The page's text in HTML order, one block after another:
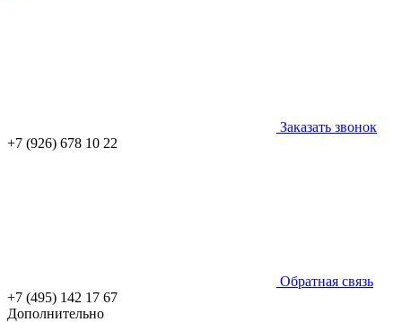
Заказать звонок
+7 (926) 678 10 22
Обратная связь
+7 (495) 142 17 67
Дополнительно